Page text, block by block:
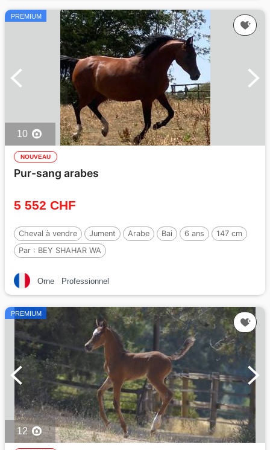
PREMIUM
10
NOUVEAU
Pur-sang arabes
5 552 CHF
Cheval à vendre Jument Arabe Bai 6 ans
147 cm
Par : BEY SHAHAR WA
Orne Professionnel
PREMIUM
12